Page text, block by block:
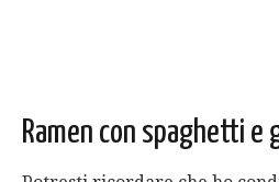
Ramen con spaghetti e